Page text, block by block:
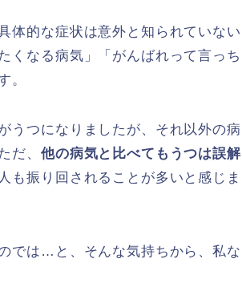
体的な症状は意外と知られていない
くなる病気」「がんばれって言っち
。
うつになりましたが、それ以外の病
だ、 他の病気と比べてもうつは誤解
も振り回されることが多いと感じま
では…と、そんな気持ちから、私な